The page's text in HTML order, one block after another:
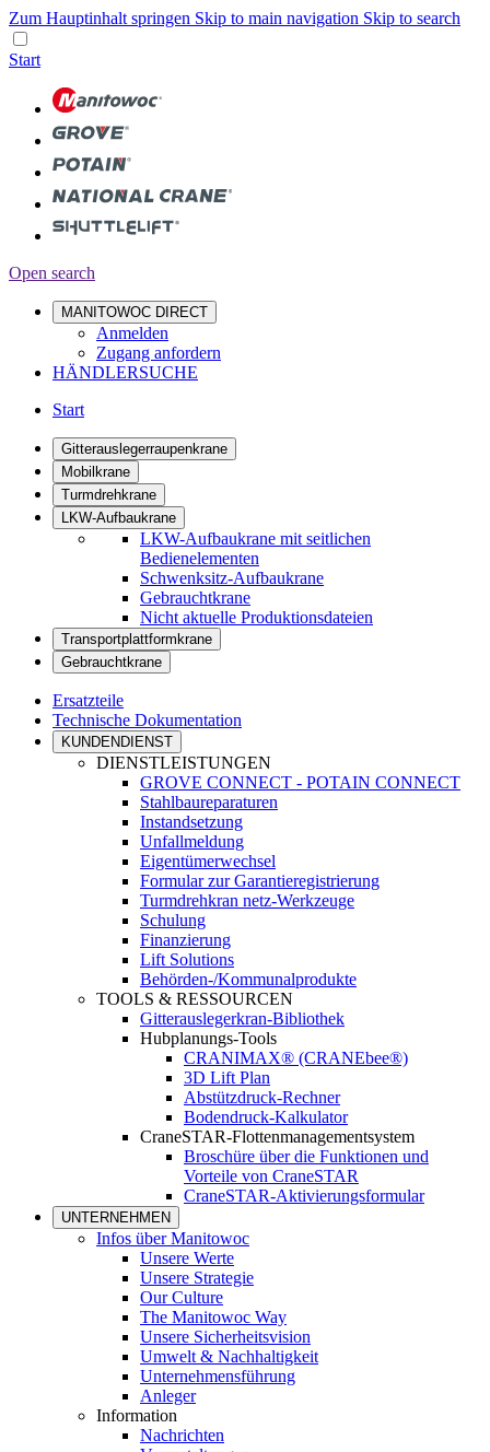
Zum Hauptinhalt springen Skip to main navigation Skip to search
Start
Open search
MANITOWOC DIRECT
Anmelden
Zugang anfordern
HÄNDLERSUCHE
Start
Gitterauslegerraupenkrane
Mobilkrane
Turmdrehkrane
LKW-Aufbaukrane
LKW-Aufbaukrane mit seitlichen
Bedienelementen
Schwenksitz-Aufbaukrane
Gebrauchtkrane
Nicht aktuelle Produktionsdateien
Transportplattformkrane
Gebrauchtkrane
Ersatzteile
Technische Dokumentation
KUNDENDIENST
DIENSTLEISTUNGEN
GROVE CONNECT - POTAIN CONNECT
Stahlbaureparaturen
Instandsetzung
Unfallmeldung
Eigentümerwechsel
Formular zur Garantieregistrierung
Turmdrehkran netz-Werkzeuge
Schulung
Finanzierung
Lift Solutions
Behörden-/Kommunalprodukte
TOOLS & RESSOURCEN
Gitterauslegerkran-Bibliothek
Hubplanungs-Tools
CRANIMAX® (CRANEbee®)
3D Lift Plan
Abstützdruck-Rechner
Bodendruck-Kalkulator
CraneSTAR-Flottenmanagementsystem
Broschüre über die Funktionen und
Vorteile von CraneSTAR
CraneSTAR-Aktivierungsformular
UNTERNEHMEN
Infos über Manitowoc
Unsere Werte
Unsere Strategie
Our Culture
The Manitowoc Way
Unsere Sicherheitsvision
Umwelt & Nachhaltigkeit
Unternehmensführung
Anleger
Information
Nachrichten